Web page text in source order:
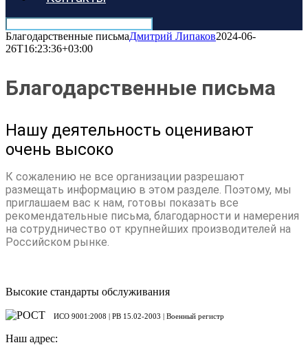
Благодарственные письмаДмитрий Липаков2024-06-
26T16:23:36+03:00
Благодарственные письма
Нашу деятельность оценивают
очень высоко
К сожалению не все организации разрешают
размещать информацию в этом разделе. Поэтому, мы
приглашаем вас к нам, готовы показать все
рекомендательные письма, благодарности и намерения
на сотрудничество от крупнейших производителей на
Российском рынке.
Высокие стандарты обслуживания
ИСО 9001:2008 | PB 15.02-2003 | Военный регистр
Наш адрес: